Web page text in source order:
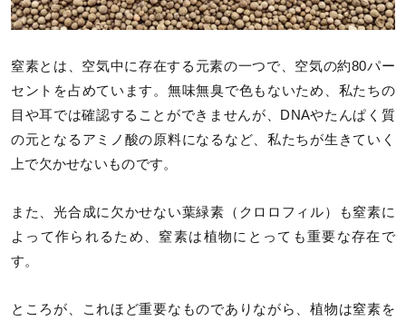
窒素とは、空気中に存在する元素の一つで、空気の約80パー
セントを占めています。無味無臭で色もないため、私たちの
目や耳では確認することができませんが、DNAやたんぱく質
の元となるアミノ酸の原料になるなど、私たちが生きていく
上で欠かせないものです。
また、光合成に欠かせない葉緑素（クロロフィル）も窒素に
よって作られるため、窒素は植物にとっても重要な存在で
す。
ところが、これほど重要なものでありながら、植物は窒素を